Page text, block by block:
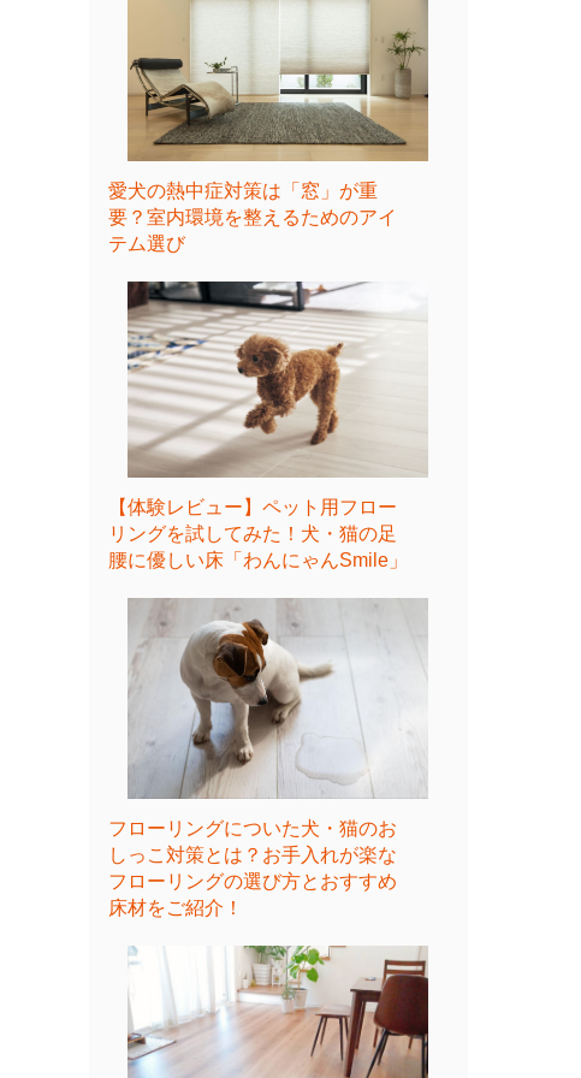
愛犬の熱中症対策は「窓」が重
要？室内環境を整えるためのアイ
テム選び
【体験レビュー】ペット用フロー
リングを試してみた！犬・猫の足
腰に優しい床「わんにゃんSmile」
フローリングについた犬・猫のお
しっこ対策とは？お手入れが楽な
フローリングの選び方とおすすめ
床材をご紹介！